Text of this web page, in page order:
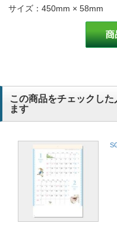
サイズ：450mm × 58mm
この商品をチェックし
ます